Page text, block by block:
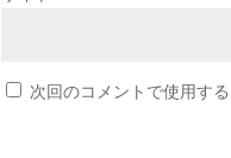
次回のコメントで使用す